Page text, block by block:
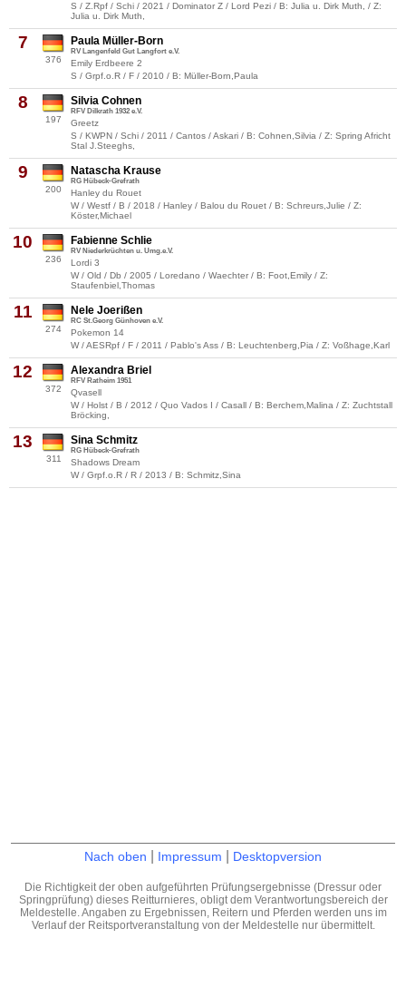
S / Z.Rpf / Schi / 2021 / Dominator Z / Lord Pezi / B: Julia u. Dirk Muth, / Z:
Julia u. Dirk Muth,
7
376
Paula Müller-Born
RV Langenfeld Gut Langfort e.V.
Emily Erdbeere 2
S / Grpf.o.R / F / 2010 / B: Müller-Born,Paula
8
197
Silvia Cohnen
RFV Dilkrath 1932 e.V.
Greetz
S / KWPN / Schi / 2011 / Cantos / Askari / B: Cohnen,Silvia / Z: Spring Africht
Stal J.Steeghs,
9
200
Natascha Krause
RG Hübeck-Grefrath
Hanley du Rouet
W / Westf / B / 2018 / Hanley / Balou du Rouet / B: Schreurs,Julie / Z:
Köster,Michael
10
236
Fabienne Schlie
RV Niederkrüchten u. Umg.e.V.
Lordi 3
W / Old / Db / 2005 / Loredano / Waechter / B: Foot,Emily / Z:
Staufenbiel,Thomas
11
274
Nele Joerißen
RC St.Georg Günhoven e.V.
Pokemon 14
W / AESRpf / F / 2011 / Pablo's Ass / B: Leuchtenberg,Pia / Z: Voßhage,Karl
12
372
Alexandra Briel
RFV Ratheim 1951
Qvasell
W / Holst / B / 2012 / Quo Vados I / Casall / B: Berchem,Malina / Z: Zuchtstall
Bröcking,
13
311
Sina Schmitz
RG Hübeck-Grefrath
Shadows Dream
W / Grpf.o.R / R / 2013 / B: Schmitz,Sina
Nach oben Impressum Desktopversion
Die Richtigkeit der oben aufgeführten Prüfungsergebnisse (Dressur oder
Springprüfung) dieses Reitturnieres, obligt dem Verantwortungsbereich der
Meldestelle. Angaben zu Ergebnissen, Reitern und Pferden werden uns im
Verlauf der Reitsportveranstaltung von der Meldestelle nur übermittelt.